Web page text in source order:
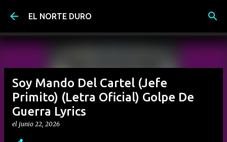
Ir al contenido principal
EL NORTE DURO
Soy Mando Del Cartel (Jefe
Primito) (Letra Oficial) Golpe De
Guerra Lyrics
el junio 22, 2026